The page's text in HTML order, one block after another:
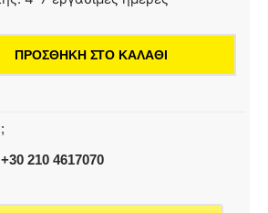
ΠΡΟΣΘΉΚΗ ΣΤΟ ΚΑΛΆΘΙ
210 4617070